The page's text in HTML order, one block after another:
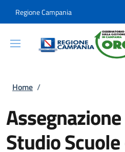
Regione Campania
Briciole di pane
Home /
Studio